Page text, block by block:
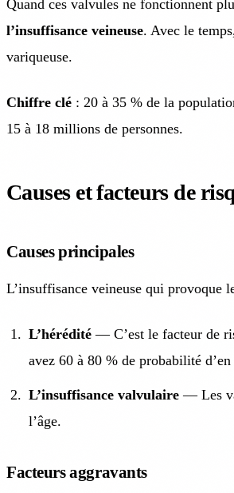
Quand ces valvules ne fonctionnent
l’insuffisance veineuse. Avec le
variqueuse.
Chiffre clé : 20 à 35 % de la
15 à 18 millions de personnes.
Causes et facteurs de
Causes principales
L’insuffisance veineuse qui provoque
L’hérédité — C’est le facteur de
avez 60 à 80 % de probabilité
L’insuffisance valvulaire — Les
l’âge.
Facteurs aggravants